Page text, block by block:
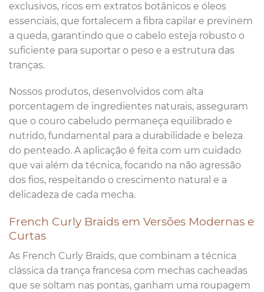
exclusivos, ricos em extratos botânicos e óleos
essenciais, que fortalecem a fibra capilar e previnem
a queda, garantindo que o cabelo esteja robusto o
suficiente para suportar o peso e a estrutura das
tranças.
Nossos produtos, desenvolvidos com alta
porcentagem de ingredientes naturais, asseguram
que o couro cabeludo permaneça equilibrado e
nutrido, fundamental para a durabilidade e beleza
do penteado. A aplicação é feita com um cuidado
que vai além da técnica, focando na não agressão
dos fios, respeitando o crescimento natural e a
delicadeza de cada mecha.
French Curly Braids em Versões Modernas e
Curtas
As French Curly Braids, que combinam a técnica
clássica da trança francesa com mechas cacheadas
que se soltam nas pontas, ganham uma roupagem